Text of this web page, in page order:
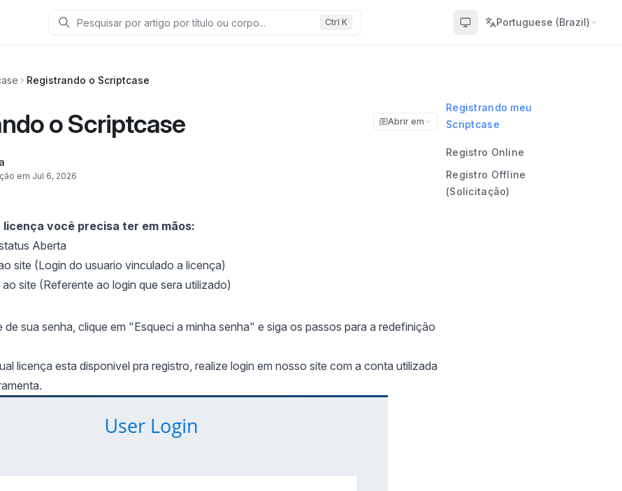
Ctrl K Portuguese (Brazil)
Registrando o Scriptcase
o Scriptcase Abrir em
em Jul 6, 2026
você precisa ter em mãos:
Aberta
site (Login do usuario vinculado a licença)
site (Referente ao login que sera utilizado)
de sua senha, clique em "Esqueci a minha senha" e siga os passos para a redefinição
licença esta disponivel pra registro, realize login em nosso site com a conta utilizada
Registrando meu
Scriptcase
Registro Online
Registro Offline
(Solicitação)